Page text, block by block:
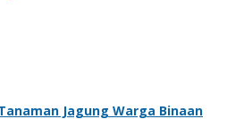
Jagung Warga Binaan